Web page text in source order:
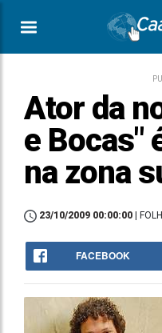
Ator da
e Bocas"
na zona
23/10/2009 00:00:00 |
FACEBOOK